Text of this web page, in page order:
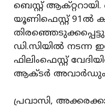
ബെസ്റ്റ് ആക്റ്ററായി.
യൂണിഫെസ്റ്റ് 91ല്‍
ഡി.സിയില്‍ നടന്ന
ഫിലിംഫെസ്റ്റ്
ആക്ടര്‍ അവാര്‍ഡും
പ്രവാസി,